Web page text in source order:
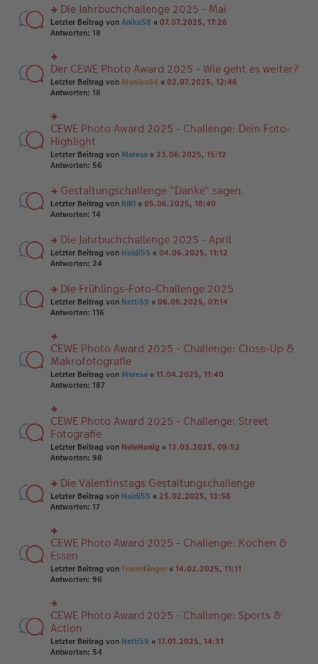
tr
a
g
e
n
er
tr
a
g
n
g
el
e
n
er
B
a
g
rs
te
u
n
g
el
es
n
er
B
ei
tr
a
Die Jahrbuchchallenge 2025 - Mai
Letzter Beitrag von Anika58 « 07.07.2025, 17:26
Antworten: 18
rs
te
r
g
el
es
e
n
ei
tr
a
Der CEWE Photo Award 2025 - Wie geht es weiter?
Letzter Beitrag von Monika54 « 02.07.2025, 12:46
Antworten: 18
rs
te
r
u
n
el
es
e
B
ei
tr
g
CEWE Photo Award 2025 - Challenge: Dein Foto-
Highlight
Letzter Beitrag von Maresa « 23.06.2025, 15:12
Antworten: 56
rs
te
n
g
el
e
n
er
tr
a
g
Gestaltungschallenge "Danke" sagen
Letzter Beitrag von KIKI « 05.06.2025, 18:40
Antworten: 14
rs
te
n
g
el
e
n
er
B
ei
tr
g
Die Jahrbuchchallenge 2025 - April
Letzter Beitrag von Heidi55 « 04.06.2025, 11:12
Antworten: 24
rs
te
u
n
g
el
es
e
er
B
ei
tr
a
g
Die Frühlings-Foto-Challenge 2025
Letzter Beitrag von Netti59 « 06.05.2025, 07:14
Antworten: 116
rs
te
r
u
n
el
es
e
n
er
tr
a
g
CEWE Photo Award 2025 - Challenge: Close-Up &
Makrofotografie
Letzter Beitrag von Maresa « 11.04.2025, 11:40
Antworten: 187
rs
te
r
u
n
el
es
e
er
B
ei
tr
a
g
CEWE Photo Award 2025 - Challenge: Street
Fotografie
Letzter Beitrag von NeleHonig « 13.03.2025, 09:52
Antworten: 98
rs
te
u
n
g
el
es
e
er
B
ei
tr
a
g
Die Valentinstags Gestaltungschallenge
Letzter Beitrag von Heidi55 « 25.02.2025, 13:58
Antworten: 17
rs
te
r
u
n
el
es
e
n
er
CEWE Photo Award 2025 - Challenge: Kochen &
Essen
Letzter Beitrag von Traumfänger « 14.02.2025, 11:11
Antworten: 96
rs
te
r
u
n
CEWE Photo Award 2025 - Challenge: Sports &
Action
Letzter Beitrag von Netti59 « 17.01.2025, 14:31
Antworten: 54